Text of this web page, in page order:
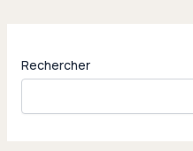
Rechercher